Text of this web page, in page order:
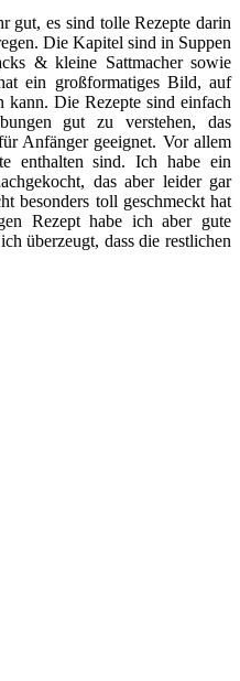
gut, es sind tolle Rezepte darin
Die Kapitel sind in Suppen
& kleine Sattmacher sowie
ein großformatiges Bild, auf
kann. Die Rezepte sind einfach
gut zu verstehen, das
Anfänger geeignet. Vor allem
enthalten sind. Ich habe ein
das aber leider gar
besonders toll geschmeckt hat
Rezept habe ich aber gute
überzeugt, dass die restlichen